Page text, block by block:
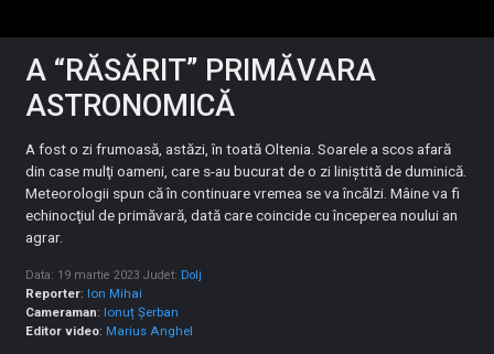
A “RĂSĂRIT” PRIMĂVARA
ASTRONOMICĂ
A fost o zi frumoasă, astăzi, în toată Oltenia. Soarele a scos afară
din case mulţi oameni, care s-au bucurat de o zi liniştită de duminică.
Meteorologii spun că în continuare vremea se va încălzi. Mâine va fi
echinocţiul de primăvară, dată care coincide cu începerea noului an
agrar.
Data: 19 martie 2023 Judet: Dolj
Reporter: Ion Mihai
Cameraman: Ionuț Șerban
Editor video: Marius Anghel